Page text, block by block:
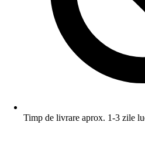
Timp de livrare aprox. 1-3 zile